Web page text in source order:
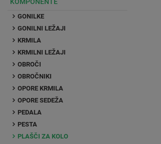
GONILKE
GONILNI LEŽAJI
KRMILA
KRMILNI LEŽAJI
OBROČI
OBROČNIKI
OPORE KRMILA
OPORE SEDEŽA
PEDALA
PESTA
PLAŠČI ZA KOLO